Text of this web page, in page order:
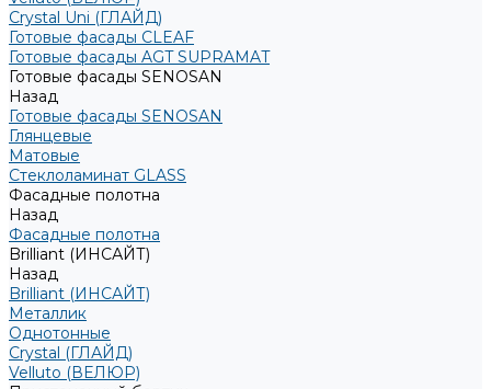
Crystal Uni (ГЛАЙД)
Готовые фасады CLEAF
Готовые фасады AGT SUPRAMAT
Готовые фасады SENOSAN
Назад
Готовые фасады SENOSAN
Глянцевые
Матовые
Стеклоламинат GLASS
Фасадные полотна
Назад
Фасадные полотна
Brilliant (ИНСАЙТ)
Назад
Brilliant (ИНСАЙТ)
Металлик
Однотонные
Crystal (ГЛАЙД)
Velluto (ВЕЛЮР)